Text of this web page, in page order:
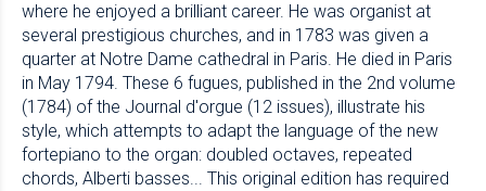
where he enjoyed a brilliant career. He was organist at
several prestigious churches, and in 1783 was given a
quarter at Notre Dame cathedral in Paris. He died in Paris
in May 1794. These 6 fugues, published in the 2nd volume
(1784) of the Journal d'orgue (12 issues), illustrate his
style, which attempts to adapt the language of the new
fortepiano to the organ: doubled octaves, repeated
chords, Alberti basses... This original edition has required